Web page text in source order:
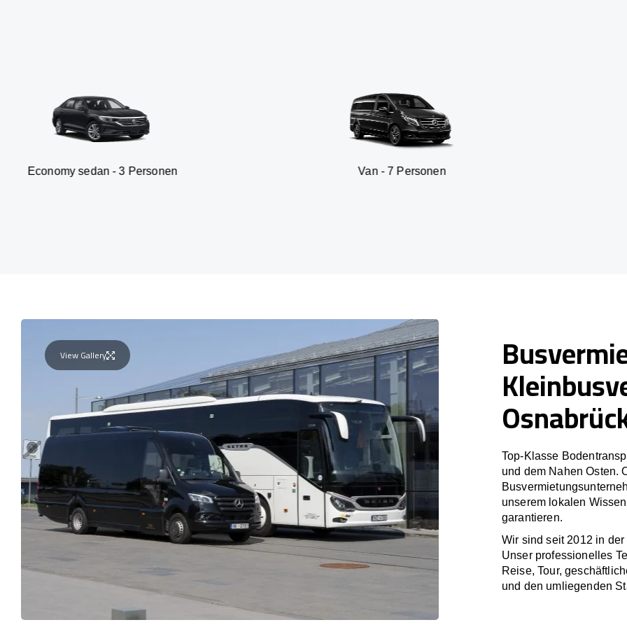
sedan - 3 Personen Van - 7 Personen SUV -
View Gallery
Top-Klasse
und dem Nahen Osten.
unserem lokalen
garantieren.
Wir sind seit 2012 in
Unser professionelles
Reise, Tour,
und den umliegenden